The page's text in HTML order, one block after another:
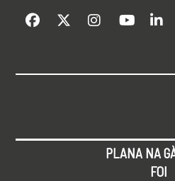
PLANA NA
FOI